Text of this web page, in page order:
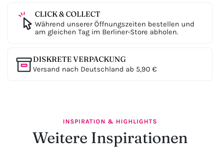
CLICK & COLLECT
Während unserer Öffnungszeiten bestellen und
am gleichen Tag im Berliner-Store abholen.
DISKRETE VERPACKUNG
Versand nach Deutschland ab 5,90 €
INSPIRATION & HIGHLIGHTS
Weitere Inspirationen